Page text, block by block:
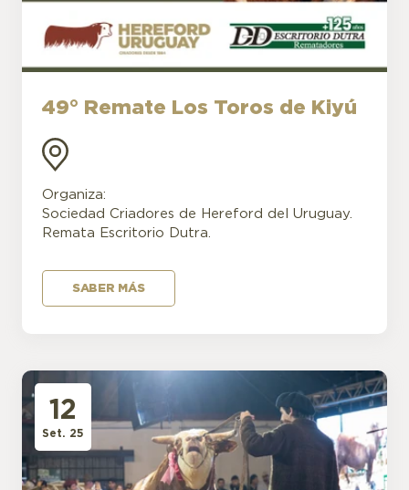
49° Remate Los Toros de Kiyú
Organiza:
Sociedad Criadores de Hereford del Uruguay.
Remata Escritorio Dutra.
SABER MÁS
12
Set. 25